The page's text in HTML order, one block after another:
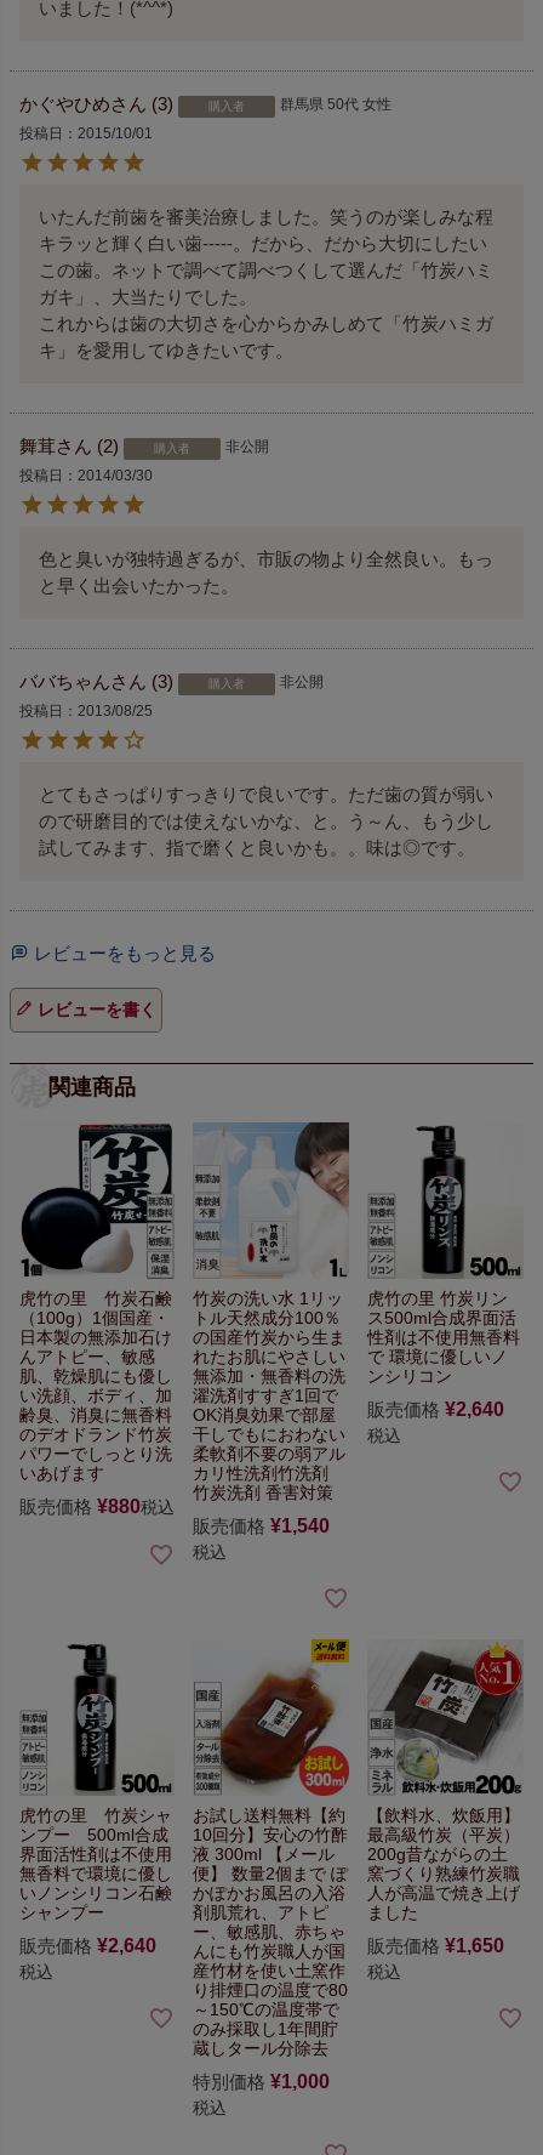
いました！(*^^*)
かぐやひめ 3 購入者 群馬県 50代 女性
投稿日
2015/10/01
いたんだ前歯を審美治療しました。笑うのが楽しみな程
キラッと輝く白い歯-----。だから、だから大切にしたい
この歯。ネットで調べて調べつくして選んだ「竹炭ハミ
ガキ」、大当たりでした。
これからは歯の大切さを心からかみしめて「竹炭ハミガ
キ」を愛用してゆきたいです。
舞茸 2 購入者
非公開
投稿日
2014/03/30
色と臭いが独特過ぎるが、市販の物より全然良い。もっ
と早く出会いたかった。
ババちゃん 3 購入者
非公開
投稿日
2013/08/25
とてもさっぱりすっきりで良いです。ただ歯の質が弱い
ので研磨目的では使えないかな、と。う～ん、もう少し
試してみます、指で磨くと良いかも。。味は◎です。
レビューをもっと見る
レビューを書く
関連商品
虎竹の里 竹炭石鹸
（100g）1個国産・
日本製の無添加石け
んアトピー、敏感
肌、乾燥肌にも優し
い洗顔、ボディ、加
齢臭、 消臭に無香料
のデオドランド竹炭
パワーでしっとり洗
いあげます
販売価格 ¥880税込
竹炭の洗い水 1リッ
トル天然成分100％
の国産竹炭から生ま
れたお肌にやさしい
無添加・無香料の洗
濯洗剤すすぎ1回で
OK消臭効果で部屋
干しでもにおわない
柔軟剤不要の弱アル
カリ性洗剤竹洗剤
竹炭洗剤 香害対策
販売価格 ¥1,540
税込
虎竹の里 竹炭リン
ス500ml合成界面活
性剤は不使用無香料
で 環境に優しいノ
ンシリコン
販売価格 ¥2,640
税込
虎竹の里 竹炭シャ
ンプー 500ml合成
界面活性剤は不使用
無香料で環境に優し
い ノンシリコン石鹸
シャンプー
販売価格 ¥2,640
税込
お試し送料無料【約
10回分】安心の竹酢
液 300ml 【メール
便】 数量2個までぽ
かぽかお風呂の入浴
剤 肌荒れ、アトピ
ー、敏感肌、赤ちゃ
んにも竹炭職人が国
産竹材を使い土窯作
り排煙口の温度で80
～150℃の温度帯で
のみ採取し1年間貯
蔵しタール分除去
特別価格 ¥1,000
税込
【飲料水、炊飯用】
最高級竹炭（平炭）
200g昔ながらの土
窯づくり熟練竹炭職
人が高温で焼き上げ
ました
販売価格 ¥1,650
税込